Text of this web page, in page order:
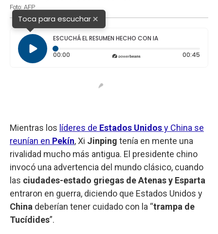
Foto: AFP
Toca para escuchar×
ESCUCHÁ EL RESUMEN HECHO CON IA
00:00 Tiempo transcurrido: 0 segundos 00:45
Mientras los líderes de Estados Unidosy China se
reunían en Pekín, Xi Jinping tenía en mente una
rivalidad mucho más antigua. El presidente chino
invocó una advertencia del mundo clásico, cuando
las ciudades-estado griegas de Atenas y Esparta
entraron en guerra, diciendo que Estados Unidos y
China deberían tener cuidado con la “trampa de
Tucídides”.